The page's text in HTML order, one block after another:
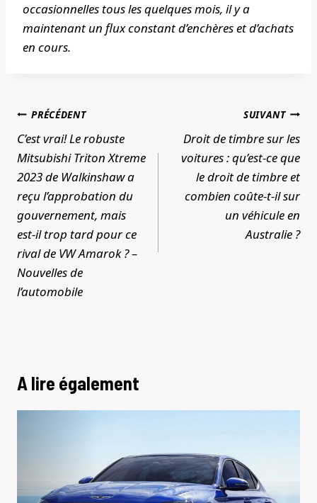
occasionnelles tous les quelques mois, il y a
maintenant un flux constant d’enchères et d’achats
en cours.
Navigation
de
l’article
PRÉCÉDENT
C’est vrai! Le robuste
Mitsubishi Triton Xtreme
2023 de Walkinshaw a
reçu l’approbation du
gouvernement, mais
est-il trop tard pour ce
rival de VW Amarok ? –
Nouvelles de
l’automobile
SUIVANT
Droit de timbre sur les
voitures : qu’est-ce que
le droit de timbre et
combien coûte-t-il sur
un véhicule en
Australie ?
A lire également